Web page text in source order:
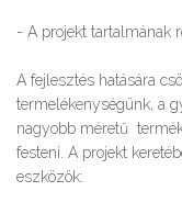
- A projekt tartalmának
A fejlesztés hatására
termelékenységünk, a
nagyobb méretű
festeni. A projekt
eszközök: